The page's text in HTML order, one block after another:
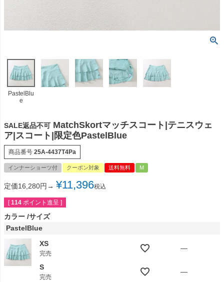
PastelBlu
e
SALE返品不可 MatchSkortマッチスコート|テニスウェ
ア|スコート|限定色PastelBlue
商品番号 25A-4437T4Pa
インナーショーツ付 クーポン対象 送料無料 M
定価16,280円→ ¥11,396税込
[ 114 ポイント進呈 ]
カラー サイズ
PastelBlue
XS
完売
—
S
完売
—